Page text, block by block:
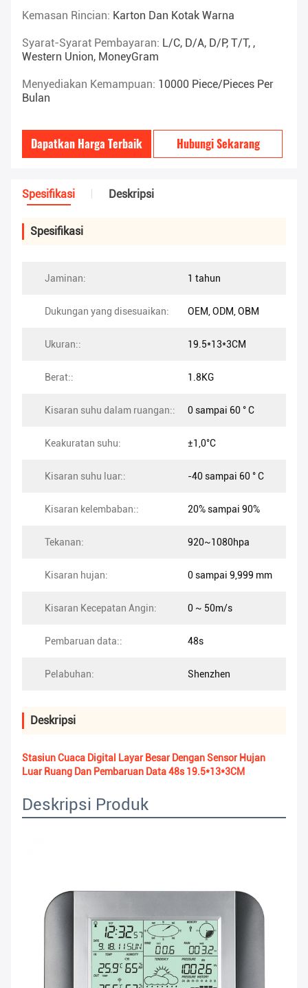
Kemasan Rincian: Karton Dan Kotak Warna
Syarat-Syarat Pembayaran: L/C, D/A, D/P, T/T, ,
Western Union, MoneyGram
Menyediakan Kemampuan: 10000 Piece/Pieces Per
Bulan
Dapatkan Harga Terbaik Hubungi Sekarang
Spesifikasi Deskripsi
Spesifikasi
Jaminan: 1 tahun
Dukungan yang disesuaikan: OEM, ODM, OBM
Ukuran:: 19.5*13*3CM
Berat:: 1.8KG
Kisaran suhu dalam ruangan:: 0 sampai 60 ° C
Keakuratan suhu: ±1,0°C
Kisaran suhu luar:: -40 sampai 60 ° C
Kisaran kelembaban:: 20% sampai 90%
Tekanan: 920~1080hpa
Kisaran hujan: 0 sampai 9,999 mm
Kisaran Kecepatan Angin: 0 ~ 50m/s
Pembaruan data:: 48s
Pelabuhan: Shenzhen
Deskripsi
Stasiun Cuaca Digital Layar Besar Dengan Sensor Hujan
Luar Ruang Dan Pembaruan Data 48s 19.5*13*3CM
Deskripsi Produk